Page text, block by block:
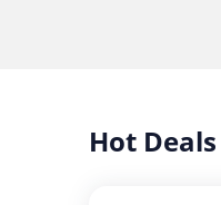
Hot Deals